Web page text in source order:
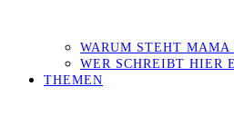
WARUM STEHT MAMA
WER SCHREIBT HIER
THEMEN